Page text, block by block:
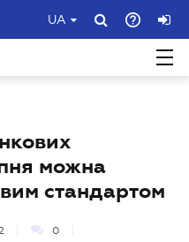
UA
можна
стандартом
0